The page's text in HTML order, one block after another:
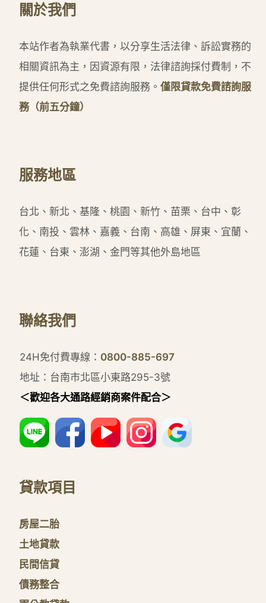
關於我們
本站作者為執業代書，以分享生活法律、訴訟實務的
相關資訊為主，因資源有限，法律諮詢採付費制，不
提供任何形式之免費諮詢服務。 僅限貸款免費諮詢服
務（前五分鐘）
服務地區
台北、新北、基隆、桃園、新竹、苗栗、台中、彰
化、南投、雲林、嘉義、台南、高雄、屏東、宜蘭、
花蓮、台東、澎湖、金門等其他外島地區
聯絡我們
24H免付費專線： 0800-885-697
地址：台南市北區小東路295-3號
＜歡迎各大通路經銷商案件配合＞
貸款項目
房屋二胎
土地貸款
民間信貸
債務整合